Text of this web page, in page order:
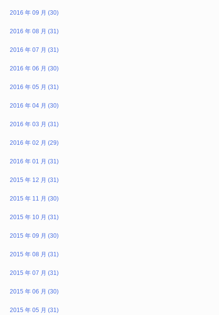
2016 年 09 月 (30)
2016 年 08 月 (31)
2016 年 07 月 (31)
2016 年 06 月 (30)
2016 年 05 月 (31)
2016 年 04 月 (30)
2016 年 03 月 (31)
2016 年 02 月 (29)
2016 年 01 月 (31)
2015 年 12 月 (31)
2015 年 11 月 (30)
2015 年 10 月 (31)
2015 年 09 月 (30)
2015 年 08 月 (31)
2015 年 07 月 (31)
2015 年 06 月 (30)
2015 年 05 月 (31)